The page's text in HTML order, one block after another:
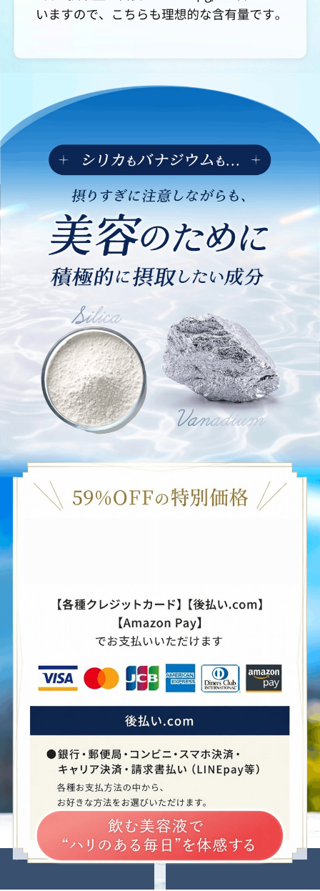
※離島は別途送料がかかります
※初回限定価格でのご購入は1世帯につき1回までとなります
周期は30日～60日の範囲内で自由にお選びいただけます。
2回目以降は1箱（24本）20％OFFの6,220円（税込）でお届けいたします。箱数も
自由にお選びいただけます（1箱ご注文の場合は別途送料660円、2箱以上ご注文の
場合は送料無料です）。
2回目以降は、次回お届け予定日の8日前までであれば、マイページにていつでも定
期便の周期変更・休止が可能です（ご変更等のない場合は、定期便が継続されま
す）。
定期便についての詳細はこちらから
転売目的でのご購入は、固くお断りいたします。転売の可能性が疑われる不自然な
量のご注文は、お電話にて確認させていただく、またはご注文をキャンセルさせて
いただく可能性がございます。